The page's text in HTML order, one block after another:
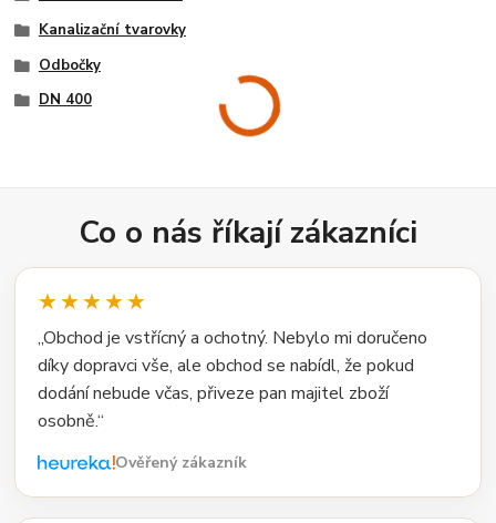
Kanalizační tvarovky
Odbočky
DN 400
Co o nás říkají zákazníci
★★★★★
„Obchod je vstřícný a ochotný. Nebylo mi doručeno
díky dopravci vše, ale obchod se nabídl, že pokud
dodání nebude včas, přiveze pan majitel zboží
osobně.“
Ověřený zákazník